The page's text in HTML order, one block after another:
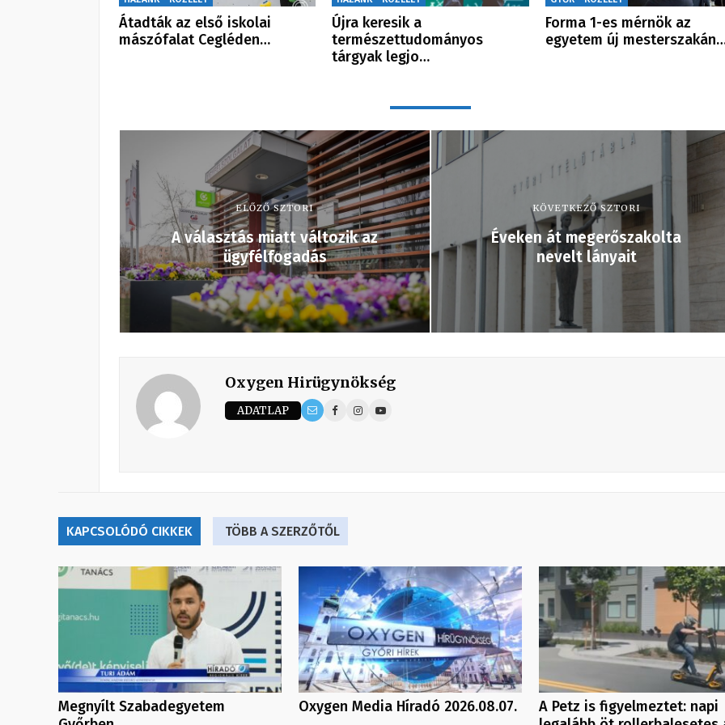
Átadták az első iskolai
mászófalat Cegléden…
Újra keresik a
természettudományos
tárgyak legjo…
Forma 1-es mérnök az
egyetem új
ELŐZŐ SZTORI
A választás miatt változik az
ügyfélfogadás
KÖVETKEZŐ SZTORI
Éveken át megerőszakolta
nevelt lányait
Oxygen Hirügynökség
ADATLAP
KAPCSOLÓDÓ CIKKEK TÖBB A SZERZŐTŐL
Megnyílt Szabadegyetem
Oxygen Media Híradó 2026.08.07.
A Petz is figyelmeztet: napi